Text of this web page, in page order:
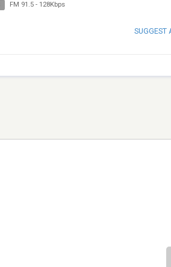
FM 91.5- 128Kbps
SUGGEST